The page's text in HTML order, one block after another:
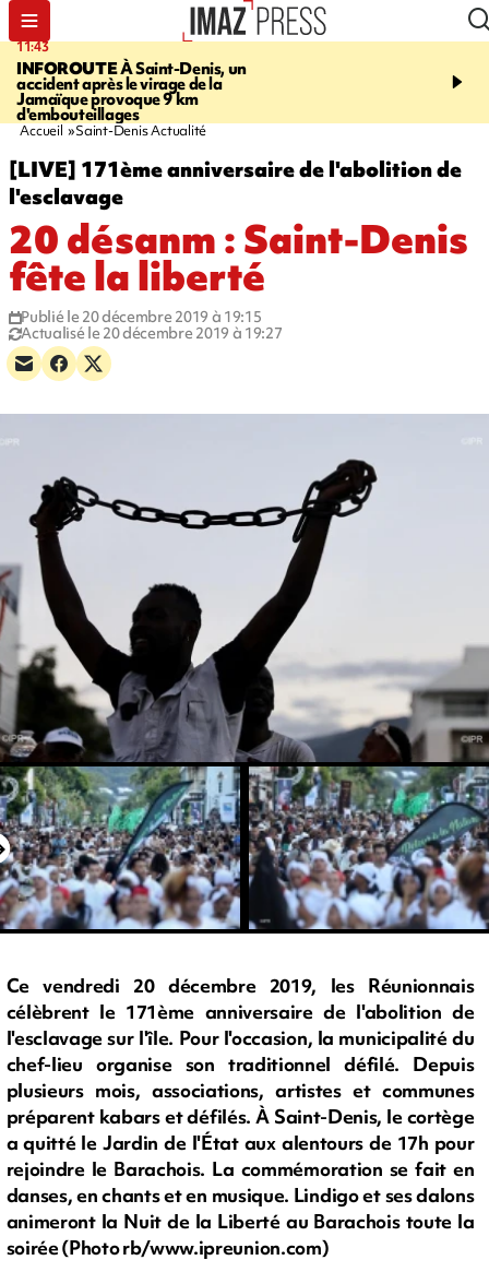
11:43
INFOROUTEÀ Saint-Denis, un
accident après le virage de la
Jamaïque provoque 9 km
d'embouteillages
16:35
gendarmes évacuent
Accueil Saint-Denis Actualité
[LIVE] 171ème anniversaire de l'abolition de
l'esclavage
20 désanm : Saint-Denis
fête la liberté
Publié le 20 décembre 2019 à 19:15
Actualisé le 20 décembre 2019 à 19:27
Ce vendredi 20 décembre 2019, les Réunionnais
célèbrent le 171ème anniversaire de l'abolition de
l'esclavage sur l'île. Pour l'occasion, la municipalité du
chef-lieu organise son traditionnel défilé. Depuis
plusieurs mois, associations, artistes et communes
préparent kabars et défilés. À Saint-Denis, le cortège
a quitté le Jardin de l'État aux alentours de 17h pour
rejoindre le Barachois. La commémoration se fait en
danses, en chants et en musique. Lindigo et ses dalons
animeront la Nuit de la Liberté au Barachois toute la
soirée (Photo rb/www.ipreunion.com)